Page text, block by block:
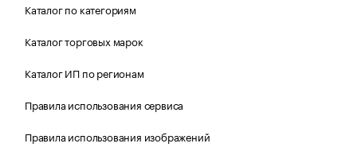
Каталог по категориям
Каталог торговых марок
Каталог ИП по регионам
Правила использования сервиса
Правила использования изображений